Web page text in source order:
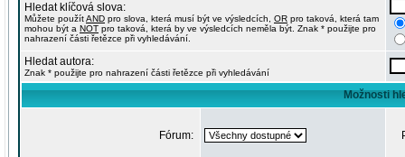
Hledat klíčová slova:
Můžete použítAND pro slova, která musí být ve výsledcích, OR pro taková, která tam
mohou být a NOT pro taková, která by ve výsledcích neměla být. Znak * použijte pro
nahrazení části řetězce při vyhledávání.
Hledat autora:
Znak * použijte pro nahrazení části řetězce při vyhledávání
Možnosti
Fórum: